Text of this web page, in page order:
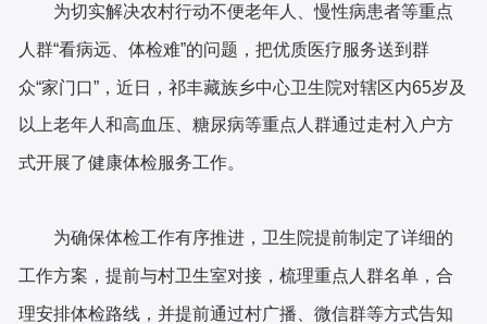
为切实解决农村行动不便老年人、慢性病患者等重点
人群“看病远、体检难”的问题，把优质医疗服务送到群
众“家门口”，近日，祁丰藏族乡中心卫生院对辖区内65岁及
以上老年人和高血压、糖尿病等重点人群通过走村入户方
式开展了健康体检服务工作。
为确保体检工作有序推进，卫生院提前制定了详细的
工作方案，提前与村卫生室对接，梳理重点人群名单，合
理安排体检路线，并提前通过村广播、微信群等方式告知